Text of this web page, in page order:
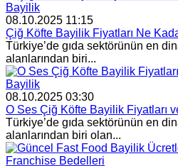
Bayilik
08.10.2025 11:15
Çiğ Köfte Bayilik Fiyatları Ne
Türkiye’de gıda sektörünün en
alanlarından biri...
Bayilik
08.10.2025 03:30
O Ses Çiğ Köfte Bayilik Fiyatları
Türkiye’de gıda sektörünün en
alanlarından biri olan...